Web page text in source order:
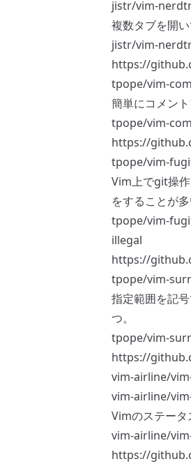
jistr/vim-
複数タブを開
jistr/vim-
https://
tpope/vim-
簡単にコメン
tpope/vim-
https://
tpope/vim-
Vim上でgit操
をすることが
tpope/vim-
illegal
https://
tpope/vim-
指定範囲を記
つ。
tpope/vim-
https://
vim-airline/
vim-airline/
Vimのステータ
vim-airline/
https://